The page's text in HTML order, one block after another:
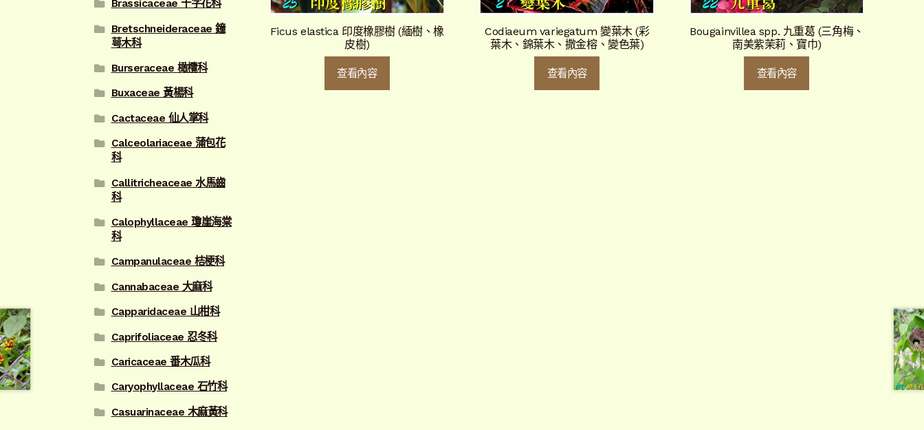
Ficus elastica 印度橡膠樹 (緬樹、橡
皮樹)
查看內容
Codiaeum variegatum 變葉木 (彩
葉木、錦葉木、撒金榕、變色葉)
查看內容
Bougainvillea spp. 九重葛 (三角梅、
南美紫茉莉、寶巾)
查看內容
Brassicaceae 十字花科
Bretschneideraceae 鐘
萼木科
Burseraceae 橄欖科
Buxaceae 黃楊科
Cactaceae 仙人掌科
Calceolariaceae 蒲包花
科
Callitricheaceae 水馬齒
科
Calophyllaceae 瓊崖海棠
科
Campanulaceae 桔梗科
Cannabaceae 大麻科
Capparidaceae 山柑科
Caprifoliaceae 忍冬科
Caricaceae 番木瓜科
Caryophyllaceae 石竹科
Casuarinaceae 木麻黃科